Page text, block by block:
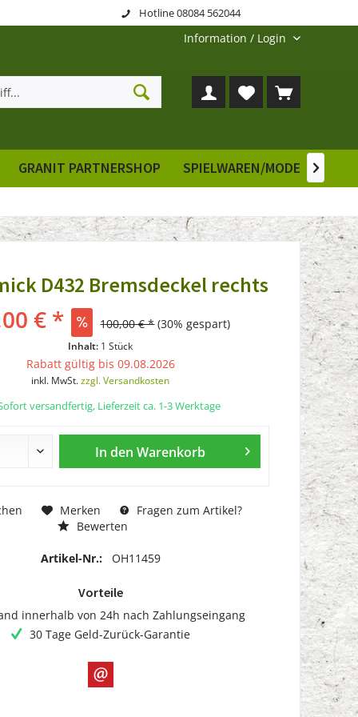
Hotline 08084 562044
Information / Login
GRANIT PARTNERSHOP SPIELWAREN/MODELLE

D432 Bremsdeckel rechts
€ * 100,00 € * (30% gespart)
Inhalt: 1 Stück
Rabatt gültig bis 09.08.2026
inkl. MwSt.zzgl. Versandkosten
versandfertig, Lieferzeit ca. 1-3 Werktage
In den Warenkorb
Merken
Fragen zum Artikel?
Bewerten
Artikel-Nr.: OH11459
Vorteile
innerhalb von 24h nach Zahlungseingang
30 Tage Geld-Zurück-Garantie